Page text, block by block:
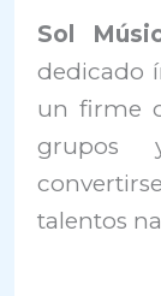
Sol
dedicado
un firme
grupos
talentos